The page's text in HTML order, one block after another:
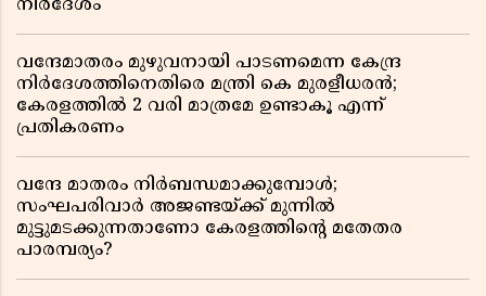
നിർദേശം
വന്ദേമാതരം മുഴുവനായി പാടണമെന്ന കേന്ദ്ര
നിർദേശത്തിനെതിരെ മന്ത്രി കെ മുരളീധരൻ;
കേരളത്തിൽ 2 വരി മാത്രമേ ഉണ്ടാകൂ എന്ന്
പ്രതികരണം
വന്ദേ മാതരം നിർബന്ധമാക്കുമ്പോൾ;
സംഘപരിവാർ അജണ്ടയ്ക്ക് മുന്നിൽ
മുട്ടുമടക്കുന്നതാണോ കേരളത്തിന്റെ മതേതര
പാരമ്പര്യം?